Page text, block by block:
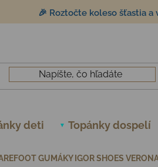
🎉 Roztočte koleso šťastia
deti Topánky dospelí
GUMÁKY IGOR SHOES